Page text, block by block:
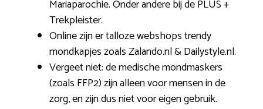
Mariaparochie. Onder andere bij de PLUS +
Trekpleister.
Online zijn er talloze webshops trendy
mondkapjes zoals Zalando.nl & Dailystyle.nl.
Vergeet niet: de medische mondmaskers
(zoals FFP2) zijn alleen voor mensen in de
zorg, en zijn dus niet voor eigen gebruik.